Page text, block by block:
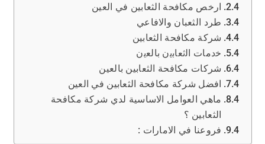
ارخص مكافحة الثعابين في العين
طرد الثعبان والافاعي
شركة مكافحة الثعابين
ﺧدﻣﺎت اﻟﺛﻌﺎﺑﻳن ﺑﺎﻟﻌﻳن
شركات مكافحة الثعابين بالعين
افضل شركة مكافحة الثعابين في العين
ماهي العوامل الاساسية لدي شركة مكافحة
الثعابين ؟
فروعنا في الامارات :